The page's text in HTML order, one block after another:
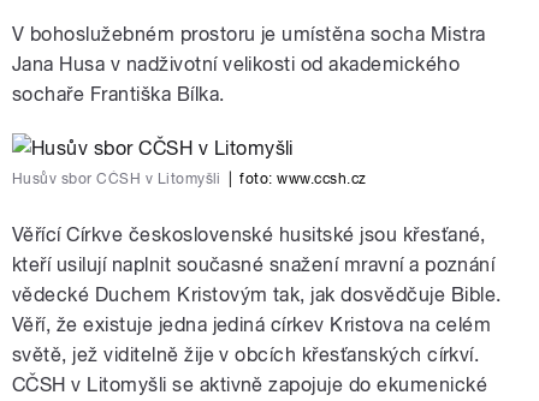
V bohoslužebném prostoru je umístěna socha Mistra
Jana Husa v nadživotní velikosti od akademického
sochaře Františka Bílka.
Husův sbor CČSH v Litomyšli foto:www.ccsh.cz
Věřící Církve československé husitské jsou křesťané,
kteří usilují naplnit současné snažení mravní a poznání
vědecké Duchem Kristovým tak, jak dosvědčuje Bible.
Věří, že existuje jedna jediná církev Kristova na celém
světě, jež viditelně žije v obcích křesťanských církví.
CČSH v Litomyšli se aktivně zapojuje do ekumenické